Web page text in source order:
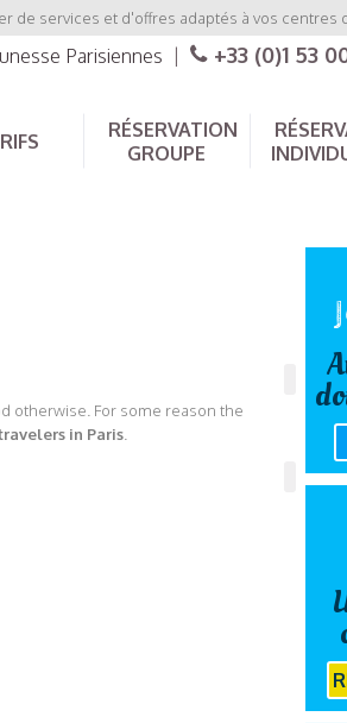
services et d'offres adaptés à vos centres
Parisiennes +33 (0)1 53
RÉSERVATION
GROUPE
otherwise. For some reason the
in Paris.